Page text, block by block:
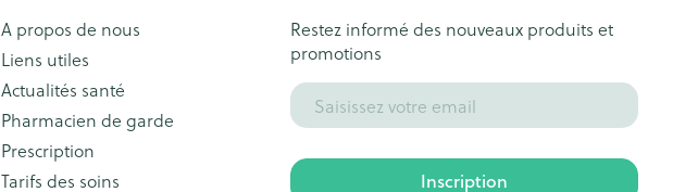
Rasage CBD
A propos de nous
Liens utiles
Actualités santé
Pharmacien de garde
Prescription
Tarifs des soins
Restez informé des nouveaux produits et
promotions
Adresse mail
Inscription